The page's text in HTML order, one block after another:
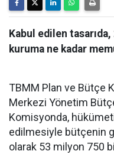
Kabul edilen
kuruma ne kadar
TBMM Plan ve Bütçe
Merkezi Yönetim
Komisyonda,
edilmesiyle bütçenin
olarak 53 milyon 750